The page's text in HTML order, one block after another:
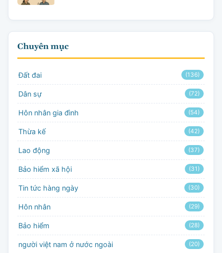
Chuyên mục
Đất đai (136)
Dân sự (72)
Hôn nhân gia đình (54)
Thừa kế (42)
Lao động (37)
Bảo hiểm xã hội (31)
Tin tức hàng ngày (30)
Hôn nhân (29)
Bảo hiểm (28)
người việt nam ở nước ngoài (20)